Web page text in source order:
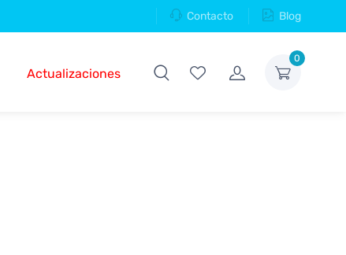
Contacto Blog
0
Actualizaciones